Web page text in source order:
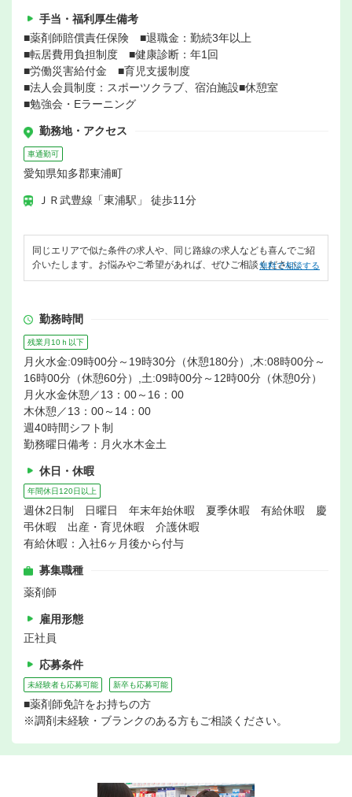
手当・福利厚生備考
■薬剤師賠償責任保険 ■退職金：勤続3年以上
■転居費用負担制度 ■健康診断：年1回
■労働災害給付金 ■育児支援制度
■法人会員制度：スポーツクラブ、宿泊施設■休憩室
■勉強会・Eラーニング
勤務地・アクセス
車通勤可
愛知県知多郡東浦町
ＪＲ武豊線「東浦駅」 徒歩11分
同じエリアで似た条件の求人や、同じ路線の求人なども喜んでご紹
介いたします。お悩みやご希望があれば、ぜひご相談ください。
無料で相談する
勤務時間
残業月10ｈ以下
月火水金:09時00分～19時30分（休憩180分）,木:08時00分～
16時00分（休憩60分）,土:09時00分～12時00分（休憩0分）
月火水金休憩／13：00～16：00
木休憩／13：00～14：00
週40時間シフト制
勤務曜日備考：月火水木金土
休日・休暇
年間休日120日以上
週休2日制 日曜日 年末年始休暇 夏季休暇 有給休暇 慶
弔休暇 出産・育児休暇 介護休暇
有給休暇：入社6ヶ月後から付与
募集職種
薬剤師
雇用形態
正社員
応募条件
未経験者も応募可能 新卒も応募可能
■薬剤師免許をお持ちの方
※調剤未経験・ブランクのある方もご相談ください。